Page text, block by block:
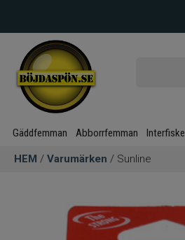
Gäddfemman Abborrfemman Interfiske
HEM / Varumärken / Sunline